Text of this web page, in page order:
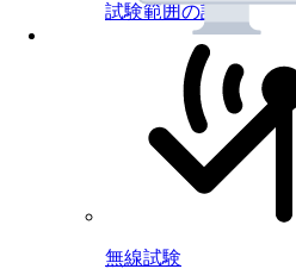
試験範囲の詳細
無線試験